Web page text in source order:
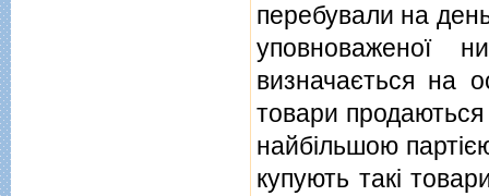
перебували на
уповноваженої
визначається на
товари
найбiльшою
купують такi